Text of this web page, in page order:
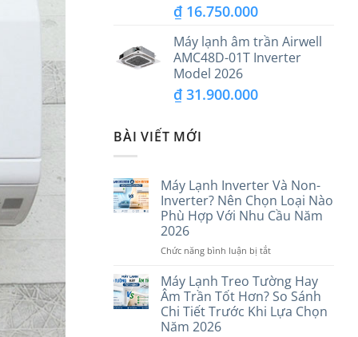
₫ 16.750.000
Máy lạnh âm trần Airwell
AMC48D-01T Inverter
Model 2026
₫ 31.900.000
BÀI VIẾT MỚI
Máy Lạnh Inverter Và Non-
Inverter? Nên Chọn Loại Nào
Phù Hợp Với Nhu Cầu Năm
2026
Chức năng bình luận bị tắtở
Lạnh
Inverter
Và
Non-
Máy Lạnh Treo Tường Hay
Âm Trần Tốt Hơn? So Sánh
Chi Tiết Trước Khi Lựa Chọn
Năm 2026